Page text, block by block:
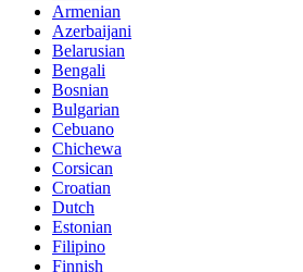
Armenian
Azerbaijani
Belarusian
Bengali
Bosnian
Bulgarian
Cebuano
Chichewa
Corsican
Croatian
Dutch
Estonian
Filipino
Finnish